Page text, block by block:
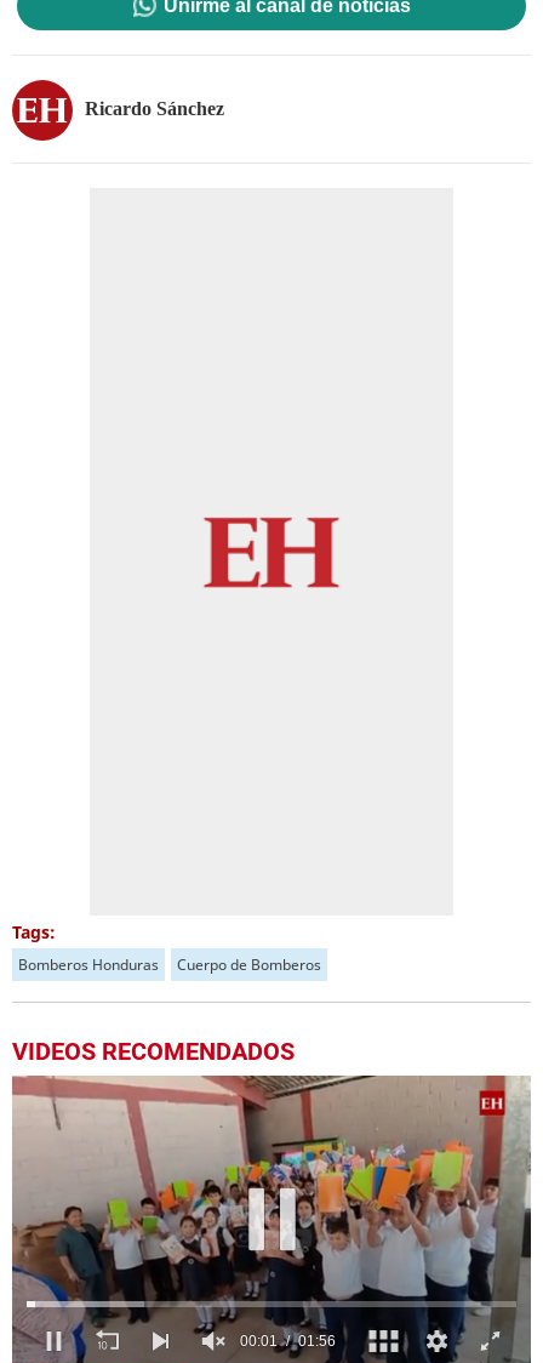
Unirme al canal de noticias
Ricardo Sánchez
Tags:
Bomberos Honduras Cuerpo de Bomberos
VIDEOS RECOMENDADOS